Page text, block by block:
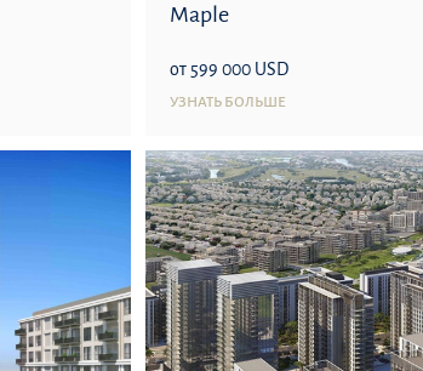
Maple
от 599 000 USD
УЗНАТЬ БОЛЬШЕ